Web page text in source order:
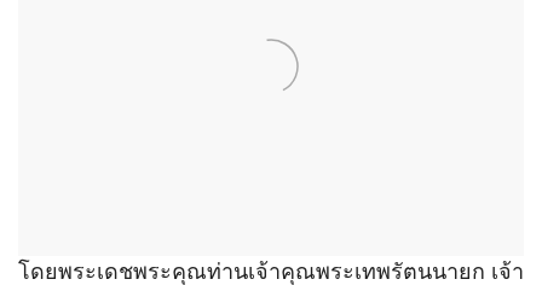
โดยพระเดชพระคุณท่านเจ้าคุณพระเทพรัตนนายก เจ้า